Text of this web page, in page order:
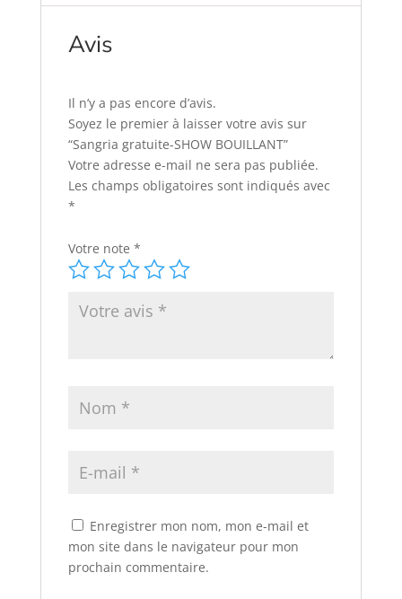
Avis
Il n’y a pas encore d’avis.
Soyez le premier à laisser votre avis sur
“Sangria gratuite-SHOW BOUILLANT”
Votre adresse e-mail ne sera pas publiée.
Les champs obligatoires sont indiqués avec
*
Votre note *
Enregistrer mon nom, mon e-mail et
mon site dans le navigateur pour mon
prochain commentaire.